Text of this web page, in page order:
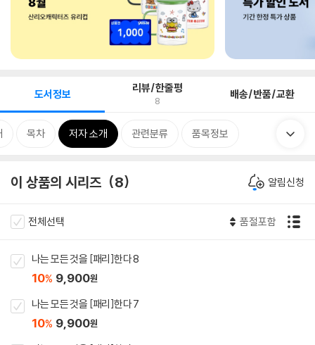
도서정보 리뷰/한줄평
8 배송/반품/교환
목차 저자 소개 관련분류 품목정보
이 상품의 시리즈 8 알림신청
전체선택 품절포함
나는 모든 것을 [패리]한다 8
10% 9,900원
나는 모든 것을 [패리]한다 7
10% 9,900원